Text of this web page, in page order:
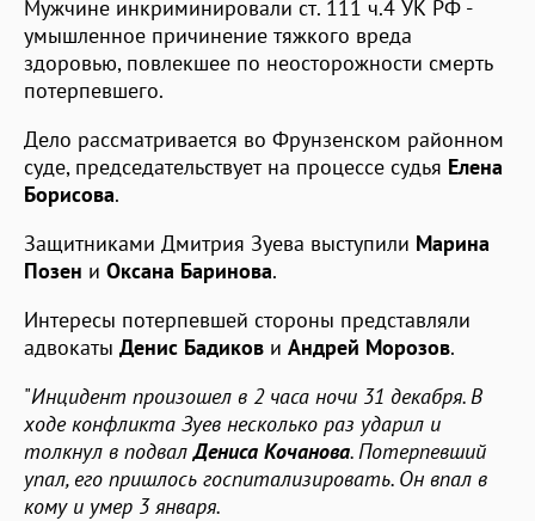
Мужчине инкриминировали ст. 111 ч.4 УК РФ -
умышленное причинение тяжкого вреда
здоровью, повлекшее по неосторожности смерть
потерпевшего.
Дело рассматривается во Фрунзенском районном
суде, председательствует на процессе судья Елена
Борисова.
Защитниками Дмитрия Зуева выступили Марина
Позен и Оксана Баринова.
Интересы потерпевшей стороны представляли
адвокаты Денис Бадиков и Андрей Морозов.
"Инцидент произошел в 2 часа ночи 31 декабря. В
ходе конфликта Зуев несколько раз ударил и
толкнул в подвалДениса Кочанова. Потерпевший
упал, его пришлось госпитализировать. Он впал в
кому и умер 3 января.